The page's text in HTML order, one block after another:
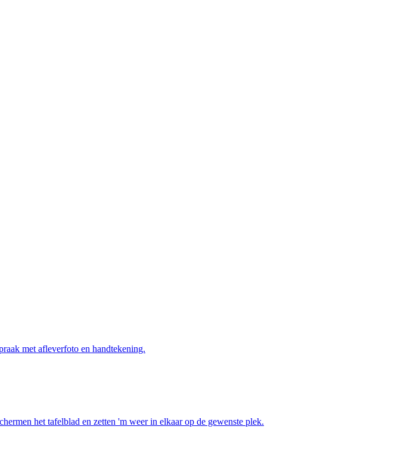
met afleverfoto en handtekening.
het tafelblad en zetten 'm weer in elkaar op de gewenste plek.